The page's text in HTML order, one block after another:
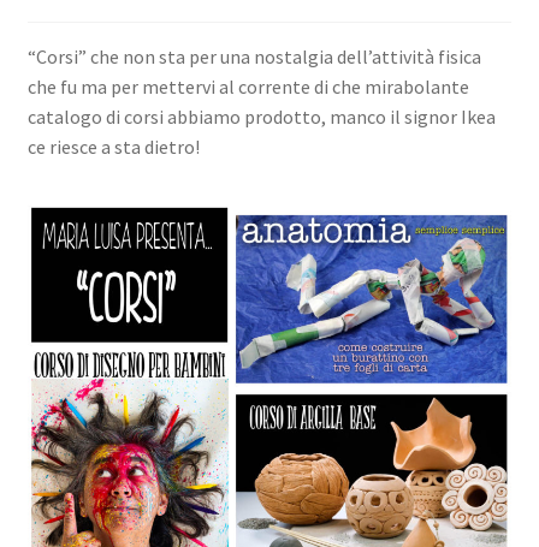
Chi sono
Il tuo account
“Corsi” che non sta per una nostalgia dell’attività fisica
che fu ma per mettervi al corrente di che mirabolante
catalogo di corsi abbiamo prodotto, manco il signor Ikea
ce riesce a sta dietro!